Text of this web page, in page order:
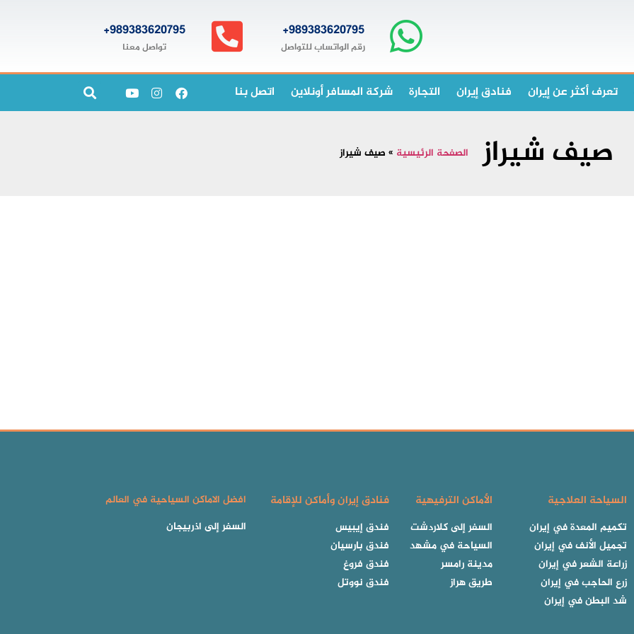
989383620795+
رقم الواتساب للتواصل
989383620795+
تواصل معنا
تعرف أكثر عن إيران فنادق إيران التجارة شركة المسافر أونلاين اتصل بنا
صيف شيراز الصفحة الرئيسية » صيف شيراز
السياحة العلاجية
تكميم المعدة في إيران
تجميل الأنف في إيران
زراعة الشعر في إيران
زرع الحاجب في إيران
شد البطن في إيران
الأماكن الترفيهية
السفر إلى كلاردشت
السياحة في مشهد
مدينة رامسر
طريق هراز
فنادق إيران وأماكن للإقامة
فندق إيبيس
فندق بارسيان
فندق فروغ
فندق نووتل
افضل الاماكن السياحية في العالم
السفر إلى اذربيجان